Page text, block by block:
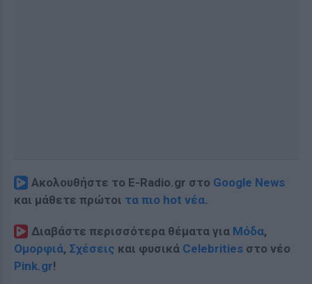
Ακολουθήστε το E-Radio.gr στο Google News
και μάθετε πρώτοι τα πιο hot νέα.
Διαβάστε περισσότερα θέματα για Μόδα,
Ομορφιά, Σχέσεις και φυσικά Celebrities στο νέο
Pink.gr!